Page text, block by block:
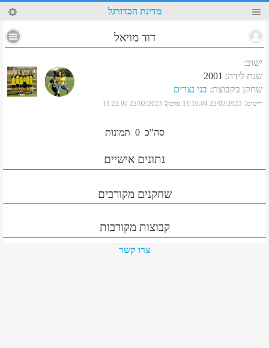
44 מדינת הכדורגל
דוד מויאל
ישוב:
שנת לידה:
2001
שחקן בקבוצת: בני נצרים
רישום:
22/02/2023 11:16:04 עדכון:
22/02/2023 11:22:05
סה"כ 0 תמונות
נתונים אישיים
שחקנים מקורבים
קבוצות מקורבות
צרו קשר